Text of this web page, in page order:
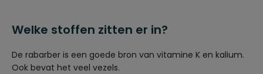
Welke stoffen zitten er in?
De rabarber is een goede bron van vitamine K en kalium.
Ook bevat het veel vezels.